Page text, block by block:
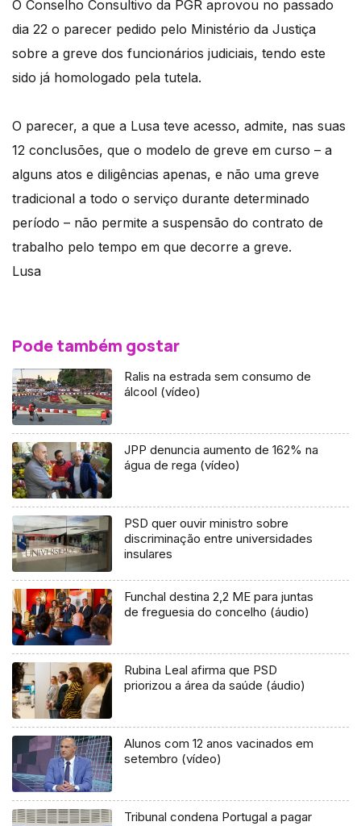
O Conselho Consultivo da PGR aprovou no passado
dia 22 o parecer pedido pelo Ministério da Justiça
sobre a greve dos funcionários judiciais, tendo este
sido já homologado pela tutela.
O parecer, a que a Lusa teve acesso, admite, nas suas
12 conclusões, que o modelo de greve em curso – a
alguns atos e diligências apenas, e não uma greve
tradicional a todo o serviço durante determinado
período – não permite a suspensão do contrato de
trabalho pelo tempo em que decorre a greve.
Lusa
Pode também gostar
Ralis na estrada sem consumo de
álcool (vídeo)
JPP denuncia aumento de 162% na
água de rega (vídeo)
PSD quer ouvir ministro sobre
discriminação entre universidades
insulares
Funchal destina 2,2 ME para juntas
de freguesia do concelho (áudio)
Rubina Leal afirma que PSD
priorizou a área da saúde (áudio)
Alunos com 12 anos vacinados em
setembro (vídeo)
Tribunal condena Portugal a pagar